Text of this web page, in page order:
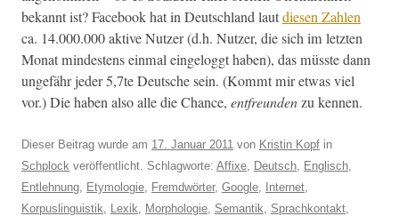
bekan­nt ist? Face­book hat in Deutsch­land lautdiesen Zahlen
ca. 14.000.000 aktive Nutzer (d.h. Nutzer, die sich im let­zten
Monat min­destens ein­mal ein­gel­og­gt haben), das müsste dann
unge­fähr jed­er 5,7te Deutsche sein. (Kommt mir etwas viel
vor.) Die haben also alle die Chance, ent­fre­un­denzu kennen.
Dieser Beitrag wurde am 17. Januar 2011 von Kristin Kopf in
Schplock veröffentlicht. Schlagworte: Affixe Deutsch Englisch
Entlehnung
Etymologie Fremdwörter, Google Internet
Korpuslinguistik
Lexik Morphologie Semantik Sprachkontakt